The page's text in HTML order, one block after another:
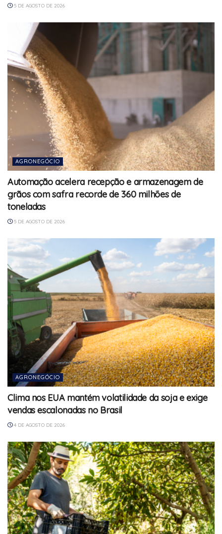
5 DE AGOSTO DE 2026
AGRONEGÓCIO
Automação acelera recepção e armazenagem de
grãos com safra recorde de 360 milhões de
toneladas
5 DE AGOSTO DE 2026
AGRONEGÓCIO
Clima nos EUA mantém volatilidade da soja e exige
vendas escalonadas no Brasil
4 DE AGOSTO DE 2026